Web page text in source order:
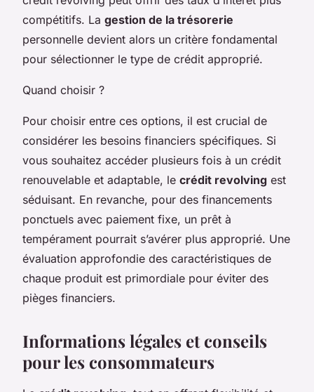
compétitifs. La gestion de la trésorerie
personnelle devient alors un critère fondamental
pour sélectionner le type de crédit approprié.
Quand choisir ?
Pour choisir entre ces options, il est crucial de
considérer les besoins financiers spécifiques. Si
vous souhaitez accéder plusieurs fois à un crédit
renouvelable et adaptable, le crédit revolving est
séduisant. En revanche, pour des financements
ponctuels avec paiement fixe, un prêt à
tempérament pourrait s’avérer plus approprié. Une
évaluation approfondie des caractéristiques de
chaque produit est primordiale pour éviter des
pièges financiers.
Informations légales et conseils
pour les consommateurs